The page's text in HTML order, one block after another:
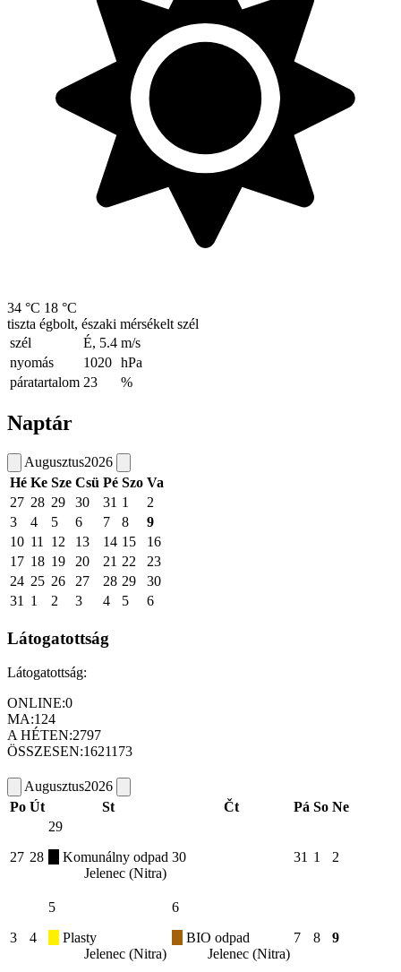
34 °C 18 °C
tiszta égbolt, északi mérsékelt szél
szél
É, 5.4 m/s
nyomás
1020 hPa
páratartalom 23 %
Naptár
Augusztus2026
Hé Ke Sze Csü Pé Szo Va
27 28 29 30 31 1
2
3
4 5 6 7 8
9
10 11 12 13 14 15
16
17 18 19 20 21 22
23
24 25 26 27 28 29
30
31
1 2 3 4 5 6
Látogatottság
Látogatottság:
ONLINE:0
MA:124
A HÉTEN:2797
ÖSSZESEN:1621173
Augusztus2026
Po Út St Čt Pá So Ne
27 28
29
Komunálny odpad
Jelenec (Nitra)
30 31 1 2
3 4
5
Plasty
Jelenec (Nitra)
6
BIO odpad
Jelenec (Nitra)
7 8 9